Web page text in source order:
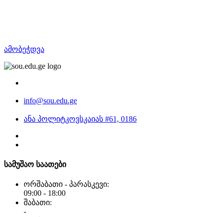
ამობეჭდვა
info@sou.edu.ge
ანა პოლიტკოვსკაიას #61, 0186
სამუშაო საათები
ორშაბათი - პარასკევი:
09:00 - 18:00
შაბათი:
-